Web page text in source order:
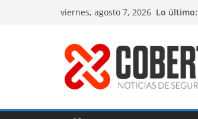
viernes, agosto 7, 2026 Lo último: